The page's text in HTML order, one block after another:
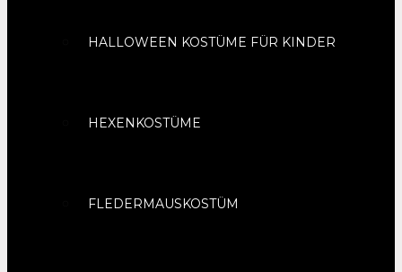
HALLOWEEN KOSTÜME FÜR KINDER
HEXENKOSTÜME
FLEDERMAUSKOSTÜM